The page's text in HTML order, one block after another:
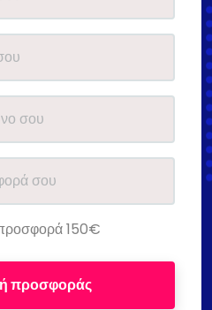
150€
προσφοράς